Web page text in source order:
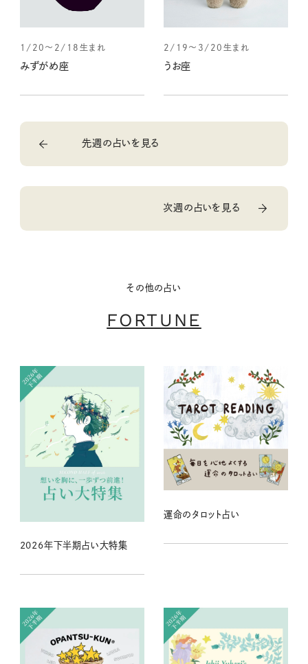
1/20～2/18生まれ
みずがめ座
2/19～3/20生まれ
うお座
先週の占いを見る
次週の占いを見る
その他の占い
FORTUNE
2026年下半期占い大特集
運命のタロット占い